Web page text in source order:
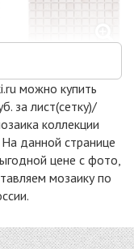
300x300
6006 руб. / кв.м.
мрамор 305x305
можно купить
за лист(сетку)/
коллекции
данной странице
цене с фото,
мозаику по